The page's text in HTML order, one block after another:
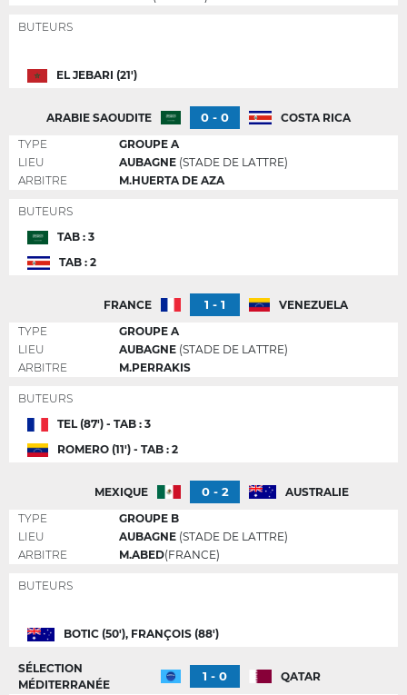
BUTEURS
EL JEBARI (21')
ARABIE SAOUDITE 0 - 0
COSTA RICA
TYPE
GROUPE A
LIEU
AUBAGNE (STADE DE LATTRE)
ARBITRE
M.HUERTA DE AZA
BUTEURS
TAB : 3
TAB : 2
FRANCE 1 - 1
VENEZUELA
TYPE
GROUPE A
LIEU
AUBAGNE (STADE DE LATTRE)
ARBITRE
M.PERRAKIS
BUTEURS
TEL (87') - TAB : 3
ROMERO (11') - TAB : 2
MEXIQUE 0 - 2
AUSTRALIE
TYPE
GROUPE B
LIEU
AUBAGNE (STADE DE LATTRE)
ARBITRE
M.ABED(FRANCE)
BUTEURS
BOTIC (50'), FRANÇOIS (88')
SÉLECTION
MÉDITERRANÉE
1 - 0
QATAR